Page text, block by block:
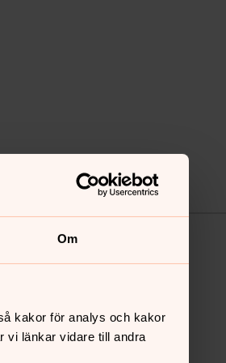
Om
kakor för analys och kakor
vi länkar vidare till andra